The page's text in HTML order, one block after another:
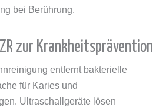
bei Berührung.
zur Krankheitsprävention
entfernt bakterielle
für Karies und
Ultraschallgeräte lösen